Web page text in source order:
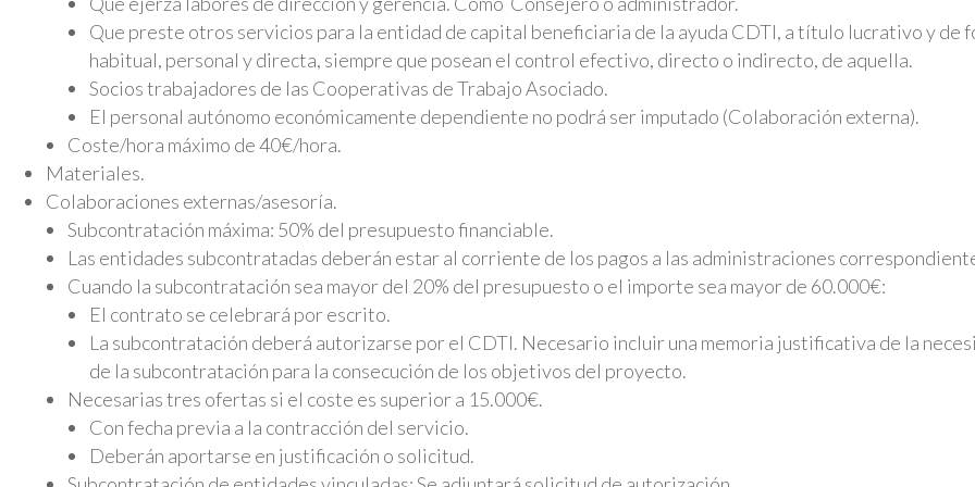
Que preste otros servicios para la entidad de capital beneficiaria de la ayuda CDTI, a título lucrativo y de
habitual, personal y directa, siempre que posean el control efectivo, directo o indirecto, de aquella.
Socios trabajadores de las Cooperativas de Trabajo Asociado.
El personal autónomo económicamente dependiente no podrá ser imputado (Colaboración externa).
Coste/hora máximo de 40€/hora.
Materiales.
Colaboraciones externas/asesoría.
Subcontratación máxima: 50% del presupuesto financiable.
Las entidades subcontratadas deberán estar al corriente de los pagos a las administraciones
Cuando la subcontratación sea mayor del 20% del presupuesto o el importe sea mayor de 60.000€:
El contrato se celebrará por escrito.
La subcontratación deberá autorizarse por el CDTI. Necesario incluir una memoria justificativa de la
de la subcontratación para la consecución de los objetivos del proyecto.
Necesarias tres ofertas si el coste es superior a 15.000€.
Con fecha previa a la contracción del servicio.
Deberán aportarse en justificación o solicitud.